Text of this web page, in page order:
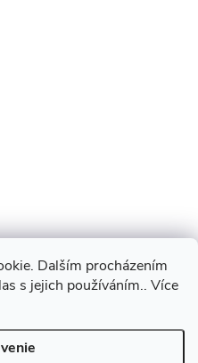
Dalším procházením
s jejich používáním.. Více